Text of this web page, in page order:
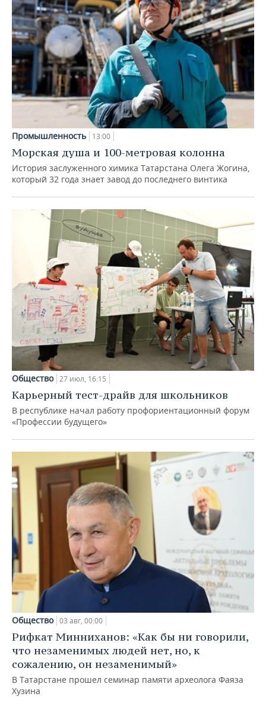
Промышленность 13:00
Морская душа и 100-метровая колонна
История заслуженного химика Татарстана Олега Жогина,
который 32 года знает завод до последнего винтика
Общество 27 июл, 16:15
Карьерный тест-драйв для школьников
В республике начал работу профориентационный форум
«Профессии будущего»
Общество 03 авг, 00:00
Рифкат Минниханов: «Как бы ни говорили,
что незаменимых людей нет, но, к
сожалению, он незаменимый»
В Татарстане прошел семинар памяти археолога Фаяза
Хузина